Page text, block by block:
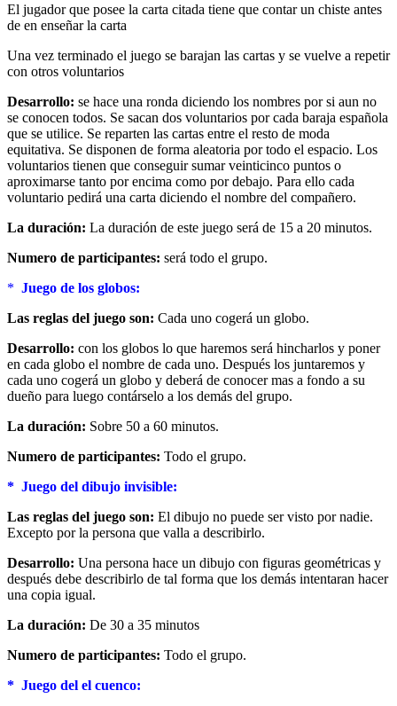
El jugador que posee la carta citada tiene que contar un chiste antes
de en enseñar la carta
Una vez terminado el juego se barajan las cartas y se vuelve a repetir
con otros voluntarios
Desarrollo: se hace una ronda diciendo los nombres por si aun no
se conocen todos. Se sacan dos voluntarios por cada baraja española
que se utilice. Se reparten las cartas entre el resto de moda
equitativa. Se disponen de forma aleatoria por todo el espacio. Los
voluntarios tienen que conseguir sumar veinticinco puntos o
aproximarse tanto por encima como por debajo. Para ello cada
voluntario pedirá una carta diciendo el nombre del compañero.
La duración: La duración de este juego será de 15 a 20 minutos.
Numero de participantes: será todo el grupo.
* Juego de los globos:
Las reglas del juego son: Cada uno cogerá un globo.
Desarrollo: con los globos lo que haremos será hincharlos y poner
en cada globo el nombre de cada uno. Después los juntaremos y
cada uno cogerá un globo y deberá de conocer mas a fondo a su
dueño para luego contárselo a los demás del grupo.
La duración: Sobre 50 a 60 minutos.
Numero de participantes: Todo el grupo.
* Juego del dibujo invisible:
Las reglas del juego son: El dibujo no puede ser visto por nadie.
Excepto por la persona que valla a describirlo.
Desarrollo: Una persona hace un dibujo con figuras geométricas y
después debe describirlo de tal forma que los demás intentaran hacer
una copia igual.
La duración: De 30 a 35 minutos
Numero de participantes: Todo el grupo.
* Juego del el cuenco: